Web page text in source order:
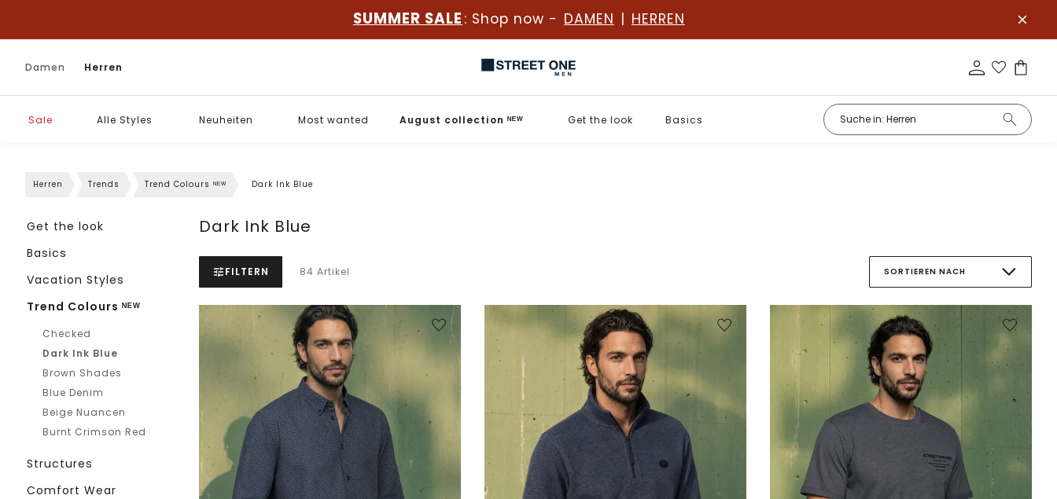
SUMMER SALE : Shop now - DAMEN | HERREN
Damen Herren
Sale Alle Styles Neuheiten Most wanted August collection ᴺᴱᵂ Get the look Basics
Herren Trends Trend Colours ᴺᴱᵂ Dark Ink Blue
Get the look
Basics
Vacation Styles
Trend Colours ᴺᴱᵂ
Checked
Dark Ink Blue
Brown Shades
Blue Denim
Beige Nuancen
Burnt Crimson Red
Structures
Comfort Wear
Dark Ink Blue
FILTERN 84 Artikel SORTIEREN NACH